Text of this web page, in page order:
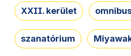
XXII. kerület
szanatórium